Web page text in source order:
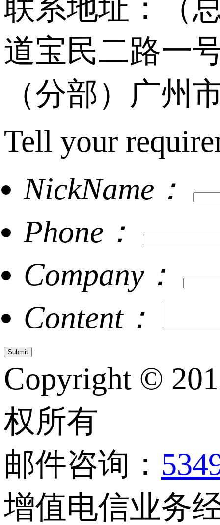
联系地址：（
道宝民二路一
（分部）广州
Tell your
NickName：
Phone：
Company：
Content：
Copyright ©
权所有
邮件咨询：
增值电信业务